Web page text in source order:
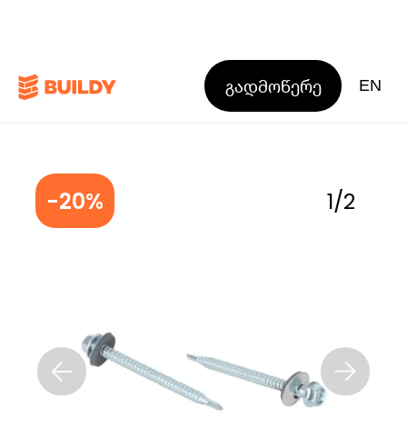
გადმოწერე EN
-20% 1/2